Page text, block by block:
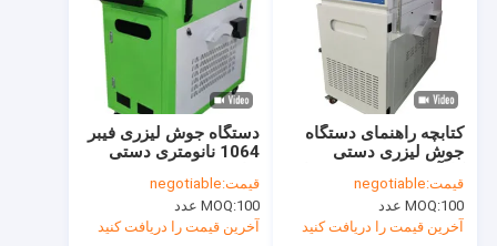
فیلم های
نمایش واقعیت مجازی
درباره ما
تور کارخانه
کنترل کیفیت
دستگاه جوش لیزری فیبر
1064 نانومتری دستی
قیمت:negotiable
MOQ:100 عدد
آخرین قیمت را دریافت کنید
کتابچه راهنمای دستگاه
جوش لیزری دستی
قیمت:negotiable
MOQ:100 عدد
آخرین قیمت را دریافت کنید